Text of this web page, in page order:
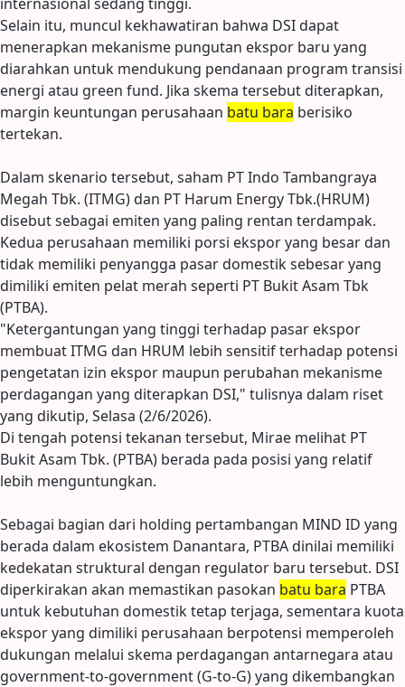
Selain itu, muncul kekhawatiran bahwa DSI dapat
menerapkan mekanisme pungutan ekspor baru yang
diarahkan untuk mendukung pendanaan program transisi
energi atau green fund. Jika skema tersebut diterapkan,
margin keuntungan perusahaan batu bara berisiko
tertekan.
Dalam skenario tersebut, saham PT Indo Tambangraya
Megah Tbk. (ITMG) dan PT Harum Energy Tbk.(HRUM)
disebut sebagai emiten yang paling rentan terdampak.
Kedua perusahaan memiliki porsi ekspor yang besar dan
tidak memiliki penyangga pasar domestik sebesar yang
dimiliki emiten pelat merah seperti PT Bukit Asam Tbk
(PTBA).
"Ketergantungan yang tinggi terhadap pasar ekspor
membuat ITMG dan HRUM lebih sensitif terhadap potensi
pengetatan izin ekspor maupun perubahan mekanisme
perdagangan yang diterapkan DSI," tulisnya dalam riset
yang dikutip, Selasa (2/6/2026).
Di tengah potensi tekanan tersebut, Mirae melihat PT
Bukit Asam Tbk. (PTBA) berada pada posisi yang relatif
lebih menguntungkan.
Sebagai bagian dari holding pertambangan MIND ID yang
berada dalam ekosistem Danantara, PTBA dinilai memiliki
kedekatan struktural dengan regulator baru tersebut. DSI
diperkirakan akan memastikan pasokan batu bara PTBA
untuk kebutuhan domestik tetap terjaga, sementara kuota
ekspor yang dimiliki perusahaan berpotensi memperoleh
dukungan melalui skema perdagangan antarnegara atau
government-to-government (G-to-G) yang dikembangkan